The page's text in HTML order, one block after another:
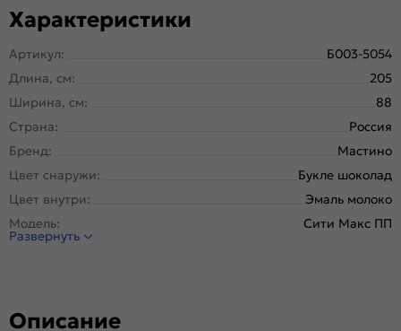
Характеристики
Артикул:
Б003-5054
Длина, см:
205
Ширина, см:
88
Страна:
Россия
Бренд:
Мастино
Цвет снаружи:
Букле шоколад
Цвет внутри:
Эмаль молоко
Модель:
Сити Макс ПП
Открывание:
Марка
Новолипецкий металлургический завод, завод
Развернуть
Описание